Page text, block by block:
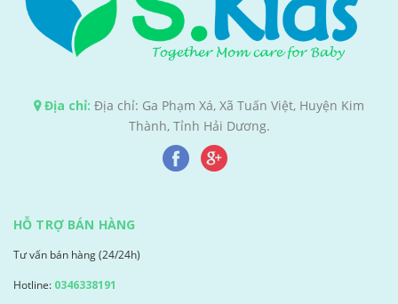
Địa chỉ: Địa chỉ: Ga Phạm Xá, Xã Tuấn Việt, Huyện Kim
Thành, Tỉnh Hải Dương.
HỖ TRỢ BÁN HÀNG
Tư vấn bán hàng (24/24h)
Hotline: 0346338191